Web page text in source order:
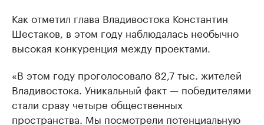
Как отметил глава Владивостока Константин
Шестаков, в этом году наблюдалась необычно
высокая конкуренция между проектами.
«В этом году проголосовало 82,7 тыс. жителей
Владивостока. Уникальный факт — победителями
стали сразу четыре общественных
пространства. Мы посмотрели потенциальную